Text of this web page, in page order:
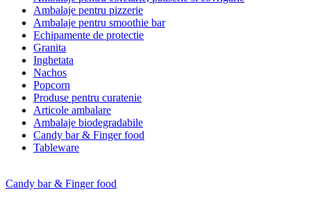
Ambalaje pentru pizzerie
Ambalaje pentru smoothie bar
Echipamente de protectie
Granita
Inghetata
Nachos
Popcorn
Produse pentru curatenie
Articole ambalare
Ambalaje biodegradabile
Candy bar & Finger food
Tableware
Candy bar & Finger food